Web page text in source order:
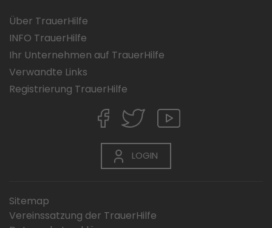
Über TrauerHilfe
INFO TrauerHilfe
Ihr Unternehmen auf TrauerHilfe
Verwandte Links
Registrierung TrauerHilfe
LOGIN
Sitemap
Vereinssatzung der TrauerHilfe